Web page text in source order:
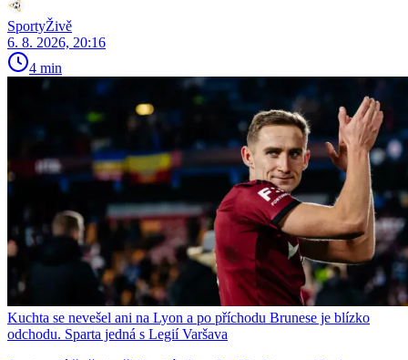
SportyŽivě
6. 8. 2026, 20:16
4 min
Kuchta se nevešel ani na Lyon a po příchodu Brunese je blízko
odchodu. Sparta jedná s Legií Varšava